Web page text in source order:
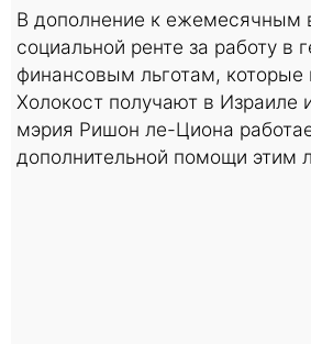
В дополнение к ежемесячным
социальной ренте за работу в
финансовым льготам,
Холокост получают в Израиле
мэрия Ришон ле-Циона
дополнительной помощи этим